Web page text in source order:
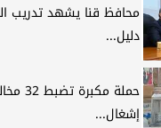
محافظ قنا يشهد تدريب
دليل...
حملة
إشغال...